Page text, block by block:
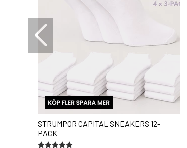
STRUMPOR CAPITAL SNEAKERS 12-
PACK
Betyg:
5.0 utav 5 stjärnor